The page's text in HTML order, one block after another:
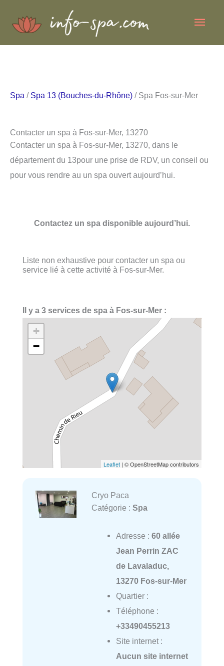
Spa / Spa 13 (Bouches-du-Rhône) / Spa Fos-sur-Mer
Contacter un spa à Fos-sur-Mer, 13270
Contacter un spa à Fos-sur-Mer, 13270, dans le
département du 13pour une prise de RDV, un conseil ou
pour vous rendre au un spa ouvert aujourd’hui.
Contactez un spa disponible aujourd’hui.
Liste non exhaustive pour contacter un spa ou
service lié à cette activité à Fos-sur-Mer.
Il y a 3 services de spa à Fos-sur-Mer :
+
−
Leaflet | © OpenStreetMap contributors
Cryo Paca
Catégorie : Spa
Adresse : 60 allée
Jean Perrin ZAC
de Lavaladuc,
13270 Fos-sur-Mer
Quartier :
Téléphone :
+33490455213
Site internet :
Aucun site internet